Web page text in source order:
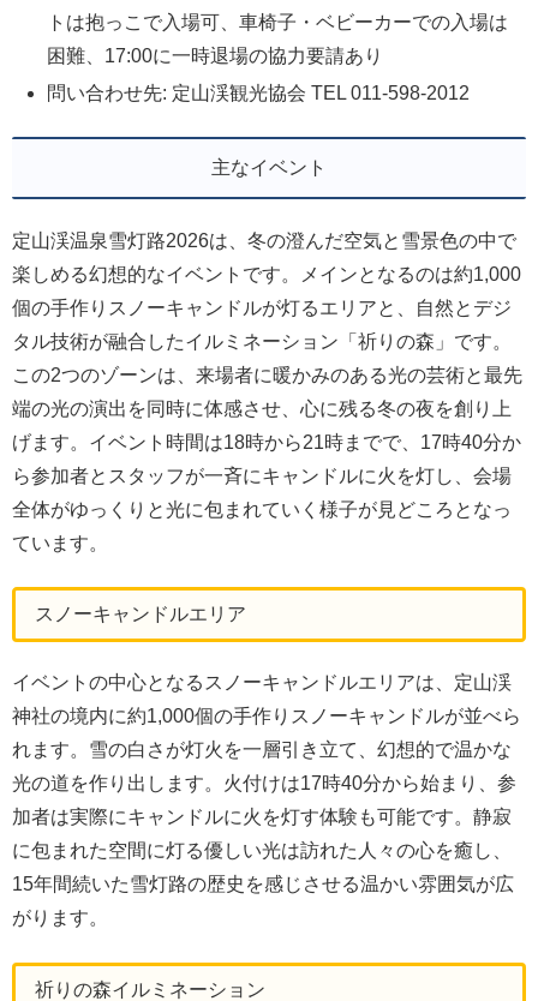
トは抱っこで入場可、車椅子・ベビーカーでの入場は
困難、17:00に一時退場の協力要請あり
問い合わせ先: 定山渓観光協会 TEL 011-598-2012
主なイベント
定山渓温泉雪灯路2026は、冬の澄んだ空気と雪景色の中で
楽しめる幻想的なイベントです。メインとなるのは約1,000
個の手作りスノーキャンドルが灯るエリアと、自然とデジ
タル技術が融合したイルミネーション「祈りの森」です。
この2つのゾーンは、来場者に暖かみのある光の芸術と最先
端の光の演出を同時に体感させ、心に残る冬の夜を創り上
げます。イベント時間は18時から21時までで、17時40分か
ら参加者とスタッフが一斉にキャンドルに火を灯し、会場
全体がゆっくりと光に包まれていく様子が見どころとなっ
ています。
スノーキャンドルエリア
イベントの中心となるスノーキャンドルエリアは、定山渓
神社の境内に約1,000個の手作りスノーキャンドルが並べら
れます。雪の白さが灯火を一層引き立て、幻想的で温かな
光の道を作り出します。火付けは17時40分から始まり、参
加者は実際にキャンドルに火を灯す体験も可能です。静寂
に包まれた空間に灯る優しい光は訪れた人々の心を癒し、
15年間続いた雪灯路の歴史を感じさせる温かい雰囲気が広
がります。
祈りの森イルミネーション